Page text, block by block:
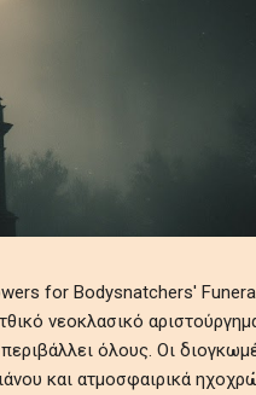
for Bodysnatchers'
νεοκλασικό
όλους. Οι
και ατμοσφαιρικά